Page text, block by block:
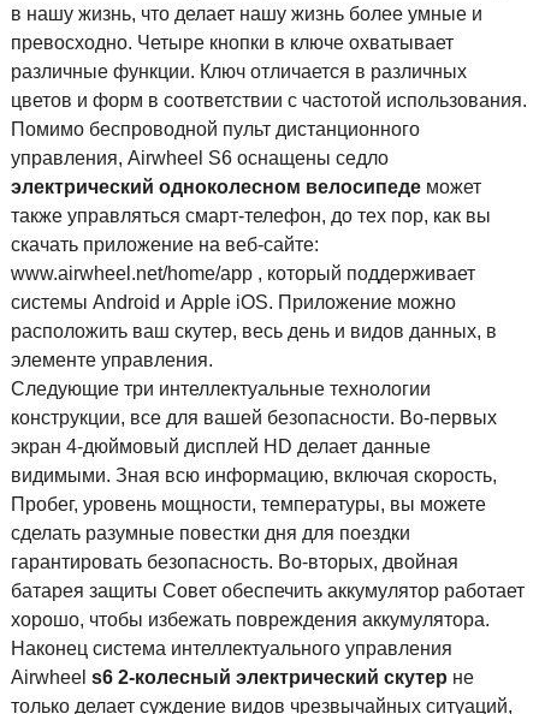
в нашу жизнь, что делает нашу жизнь более умные и
превосходно. Четыре кнопки в ключе охватывает
различные функции. Ключ отличается в различных
цветов и форм в соответствии с частотой использования.
Помимо беспроводной пульт дистанционного
управления, Airwheel S6 оснащены седло
электрический одноколесном велосипедеможет
также управляться смарт-телефон, до тех пор, как вы
скачать приложение на веб-сайте:
www.airwheel.net/home/app , который поддерживает
системы Android и Apple iOS. Приложение можно
расположить ваш скутер, весь день и видов данных, в
элементе управления.
Следующие три интеллектуальные технологии
конструкции, все для вашей безопасности. Во-первых
экран 4-дюймовый дисплей HD делает данные
видимыми. Зная всю информацию, включая скорость,
Пробег, уровень мощности, температуры, вы можете
сделать разумные повестки дня для поездки
гарантировать безопасность. Во-вторых, двойная
батарея защиты Совет обеспечить аккумулятор работает
хорошо, чтобы избежать повреждения аккумулятора.
Наконец система интеллектуального управления
Airwheel s6 2-колесный электрический скутер не
только делает суждение видов чрезвычайных ситуаций,